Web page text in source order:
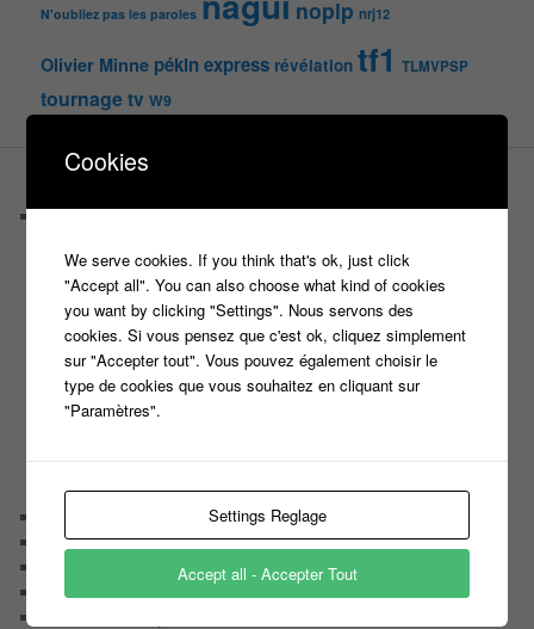
N'oubliez pas les paroles noplp nrj12
Olivier Minne pékin express révélation tf1 TLMVPSP
tournagetv W9
Castings
C’est quoi un directeur de casting ?
Harry
Motus
Slam
C’est quoi un casting ?
Tous les castings
Les 12 coups de midi
N’oubliez Pas Les Paroles
Tout le monde veut prendre sa place
Contact
Le candidat masqué
Cookies
We serve cookies. If you think that's ok, just click
"Accept all". You can also choose what kind of cookies
you want by clicking "Settings". Nous servons des
cookies. Si vous pensez que c'est ok, cliquez simplement
sur "Accepter tout". Vous pouvez également choisir le
type de cookies que vous souhaitez en cliquant sur
"Paramètres".
Settings Reglage
Accept all - Accepter Tout